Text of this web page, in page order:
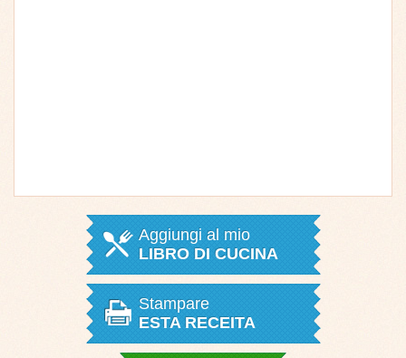
Aggiungi al mio
LIBRO DI CUCINA
Stampare
ESTA RECEITA